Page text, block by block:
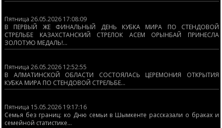
Пятница 26.05.2026 17:08:09
В ПЕРВЫЙ ЖЕ ФИНАЛЬНЫЙ ДЕНЬ КУБКА МИРА ПО СТЕНДОВОЙ
СТРЕЛЬБЕ КАЗАХСТАНСКИЙ СТРЕЛОК АСЕМ ОРЫНБАЙ ПРИНЕСЛА
ЗОЛОТУЮ МЕДАЛЬ!...
Пятница 26.05.2026 12:52:55
В АЛМАТИНСКОЙ ОБЛАСТИ СОСТОЯЛАСЬ ЦЕРЕМОНИЯ ОТКРЫТИЯ
КУБКА МИРА ПО СТЕНДОВОЙ СТРЕЛЬБЕ...
Пятница 15.05.2026 19:17:16
Семья без границ: ко Дню семьи в Шымкенте рассказали о браках и
семейной статистике...